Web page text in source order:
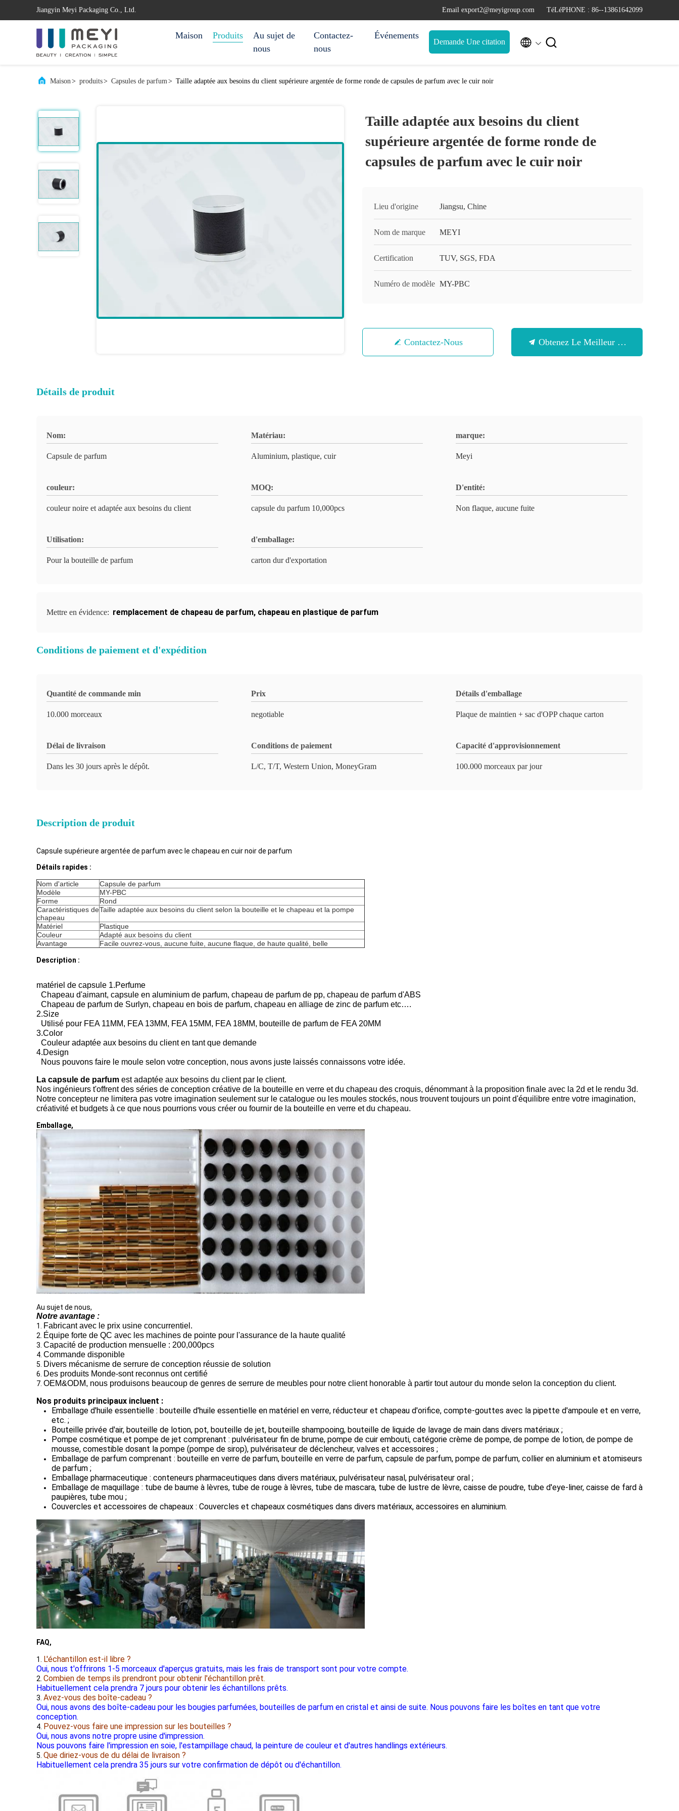
Jiangyin Meyi Packaging Co., Ltd. Email export2@meyigroup.com TéLéPHONE : 86--13861642099
Maison Produits
Au sujet de
nous
Contactez-
nous
Événements
Demande Une citation  
Maison> produits> Capsules de parfum> Taille adaptée aux besoins du client supérieure argentée de forme ronde de capsules de parfum avec le cuir noir
Taille adaptée aux besoins du client
supérieure argentée de forme ronde de
capsules de parfum avec le cuir noir
Lieu d'origine Jiangsu, Chine
Nom de marque MEYI
Certification TUV, SGS, FDA
Numéro de modèle MY-PBC
Contactez-Nous Obtenez Le Meilleur Prix
Détails de produit
Nom:
Capsule de parfum
Matériau:
Aluminium, plastique, cuir
marque:
Meyi
couleur:
couleur noire et adaptée aux besoins du client
MOQ:
capsule du parfum 10,000pcs
D'entité:
Non flaque, aucune fuite
Utilisation:
Pour la bouteille de parfum
d'emballage:
carton dur d'exportation
Mettre en évidence: remplacement de chapeau de parfum, chapeau en plastique de parfum
Conditions de paiement et d'expédition
Quantité de commande min
10.000 morceaux
Prix
negotiable
Détails d'emballage
Plaque de maintien + sac d'OPP chaque carton
Délai de livraison
Dans les 30 jours après le dépôt.
Conditions de paiement
L/C, T/T, Western Union, MoneyGram
Capacité d'approvisionnement
100.000 morceaux par jour
Description de produit
Capsule supérieure argentée de parfum avec le chapeau en cuir noir de parfum
Détails rapides :
Nom d'article
Capsule de parfum
Modèle
MY-PBC
Forme
Rond
Caractéristiques de
chapeau
Taille adaptée aux besoins du client selon la bouteille et le chapeau et la pompe
Matériel
Plastique
Couleur
Adapté aux besoins du client
Avantage
Facile ouvrez-vous, aucune fuite, aucune flaque, de haute qualité, belle
Description :
matériel de capsule 1.Perfume
Chapeau d'aimant, capsule en aluminium de parfum, chapeau de parfum de pp, chapeau de parfum d'ABS
Chapeau de parfum de Surlyn, chapeau en bois de parfum, chapeau en alliage de zinc de parfum etc….
2.Size
Utilisé pour FEA 11MM, FEA 13MM, FEA 15MM, FEA 18MM, bouteille de parfum de FEA 20MM
3.Color
Couleur adaptée aux besoins du client en tant que demande
4.Design
Nous pouvons faire le moule selon votre conception, nous avons juste laissés connaissons votre idée.
La capsule de parfum est adaptée aux besoins du client par le client.
Nos ingénieurs t'offrent des séries de conception créative de la bouteille en verre et du chapeau des croquis, dénommant à la proposition finale avec la 2d et le rendu 3d.
Notre concepteur ne limitera pas votre imagination seulement sur le catalogue ou les moules stockés, nous trouvent toujours un point d'équilibre entre votre imagination,
créativité et budgets à ce que nous pourrions vous créer ou fournir de la bouteille en verre et du chapeau.
Emballage,
Au sujet de nous,
Notre avantage :
1. Fabricant avec le prix usine concurrentiel.
2. Équipe forte de QC avec les machines de pointe pour l'assurance de la haute qualité
3. Capacité de production mensuelle : 200,000pcs
4. Commande disponible
5. Divers mécanisme de serrure de conception réussie de solution
6. Des produits Monde-sont reconnus ont certifié
7. OEM&ODM, nous produisons beaucoup de genres de serrure de meubles pour notre client honorable à partir tout autour du monde selon la conception du client.
Nos produits principaux incluent :
Emballage d'huile essentielle : bouteille d'huile essentielle en matériel en verre, réducteur et chapeau d'orifice, compte-gouttes avec la pipette d'ampoule et en verre,
etc. ;
Bouteille privée d'air, bouteille de lotion, pot, bouteille de jet, bouteille shampooing, bouteille de liquide de lavage de main dans divers matériaux ;
Pompe cosmétique et pompe de jet comprenant : pulvérisateur fin de brume, pompe de cuir embouti, catégorie crème de pompe, de pompe de lotion, de pompe de
mousse, comestible dosant la pompe (pompe de sirop), pulvérisateur de déclencheur, valves et accessoires ;
Emballage de parfum comprenant : bouteille en verre de parfum, bouteille en verre de parfum, capsule de parfum, pompe de parfum, collier en aluminium et atomiseurs
de parfum ;
Emballage pharmaceutique : conteneurs pharmaceutiques dans divers matériaux, pulvérisateur nasal, pulvérisateur oral ;
Emballage de maquillage : tube de baume à lèvres, tube de rouge à lèvres, tube de mascara, tube de lustre de lèvre, caisse de poudre, tube d'eye-liner, caisse de fard à
paupières, tube mou ;
Couvercles et accessoires de chapeaux : Couvercles et chapeaux cosmétiques dans divers matériaux, accessoires en aluminium.
FAQ,
1. L'échantillon est-il libre ?
Oui, nous t'offrirons 1-5 morceaux d'aperçus gratuits, mais les frais de transport sont pour votre compte.
2. Combien de temps ils prendront pour obtenir l'échantillon prêt.
Habituellement cela prendra 7 jours pour obtenir les échantillons prêts.
3. Avez-vous des boîte-cadeau ?
Oui, nous avons des boîte-cadeau pour les bougies parfumées, bouteilles de parfum en cristal et ainsi de suite. Nous pouvons faire les boîtes en tant que votre
conception.
4. Pouvez-vous faire une impression sur les bouteilles ?
Oui, nous avons notre propre usine d'impression.
Nous pouvons faire l'impression en soie, l'estampillage chaud, la peinture de couleur et d'autres handlings extérieurs.
5. Que diriez-vous de du délai de livraison ?
Habituellement cela prendra 35 jours sur votre confirmation de dépôt ou d'échantillon.